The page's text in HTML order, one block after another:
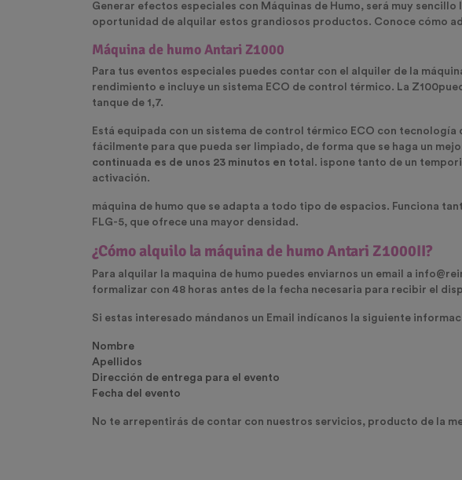
Generar efectos especiales con Máquinas de Humo, será muy sencillo
oportunidad de alquilar estos grandiosos productos. Conoce cómo
Máquina de humo Antari Z1000
Para tus eventos especiales puedes contar con el alquiler de la
rendimiento e incluye un sistema ECO de control térmico. La
tanque de 1,7.
Está equipada con un sistema de control térmico ECO con
fácilmente para que pueda ser limpiado, de forma que se haga un
continuada es de unos 23 minutos en tota l. ispone tanto de un
activación.
máquina de humo que se adapta a todo tipo de espacios. Funciona
FLG-5, que ofrece una mayor densidad.
¿Cómo alquilo la máquina de humo Antari Z1000II?
Para alquilar la maquina de humo puedes enviarnos un email a
formalizar con 48 horas antes de la fecha necesaria para recibir el
Si estas interesado mándanos un Email indícanos la siguiente
Nombre
Apellidos
Dirección de entrega para el evento
Fecha del evento
No te arrepentirás de contar con nuestros servicios, producto de la